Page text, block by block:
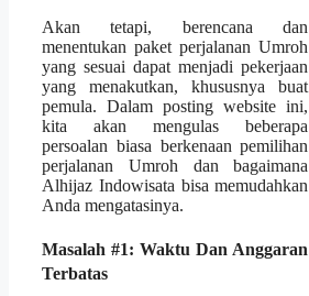
Akan tetapi, berencana dan
menentukan paket perjalanan Umroh
yang sesuai dapat menjadi pekerjaan
yang menakutkan, khususnya buat
pemula. Dalam posting website ini,
kita akan mengulas beberapa
persoalan biasa berkenaan pemilihan
perjalanan Umroh dan bagaimana
Alhijaz Indowisata bisa memudahkan
Anda mengatasinya.
Masalah #1: Waktu Dan Anggaran
Terbatas